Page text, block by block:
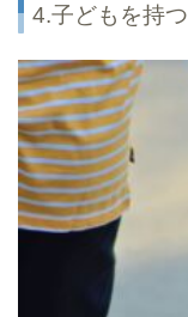
4.子どもを持つ